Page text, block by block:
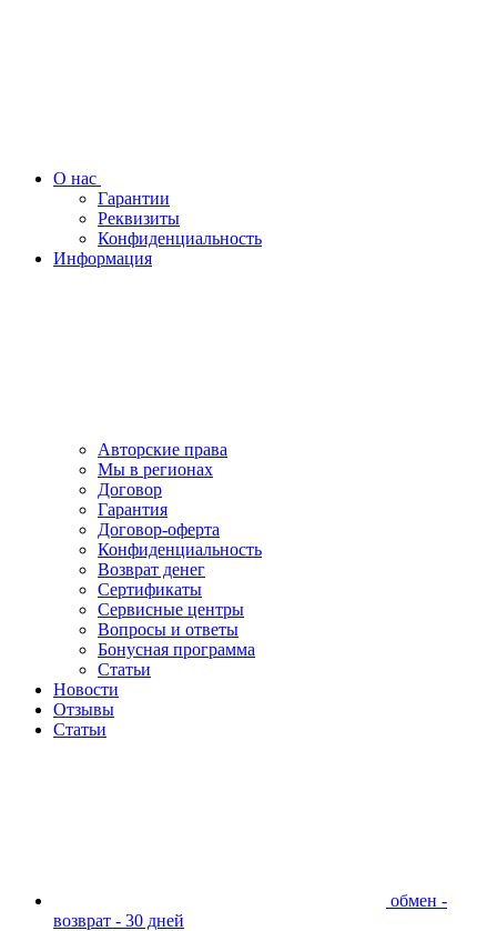
О нас
Гарантии
Реквизиты
Конфиденциальность
Информация
Авторские права
Мы в регионах
Договор
Гарантия
Договор-оферта
Конфиденциальность
Возврат денег
Сертификаты
Сервисные центры
Вопросы и ответы
Бонусная программа
Статьи
Новости
Отзывы
Статьи
обмен -
возврат - 30 дней